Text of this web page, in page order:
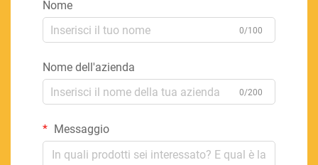
Nome
0/100
Nome dell'azienda
0/200
Messaggio